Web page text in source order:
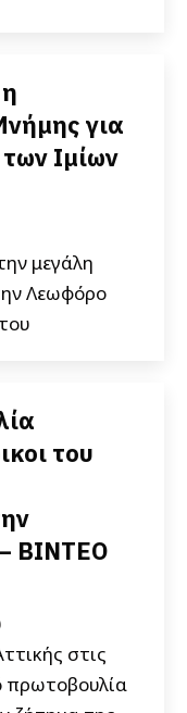
για
Ιμίων
μεγάλη
Λεωφόρο
του
ΒΙΝΤΕΟ
στις
πρωτοβουλία